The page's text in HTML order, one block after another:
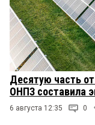
Десятую часть
ОНПЗ составила
6 августа 12:35 0